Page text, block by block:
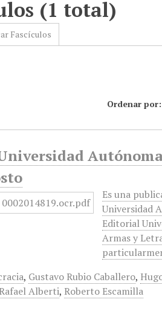
(1 total)
Fascículos
Ordenar por:
Es una
Universidad
Editorial
Armas y
, Gustavo Rubio Caballero,
Rafael Alberti, Roberto Escamilla